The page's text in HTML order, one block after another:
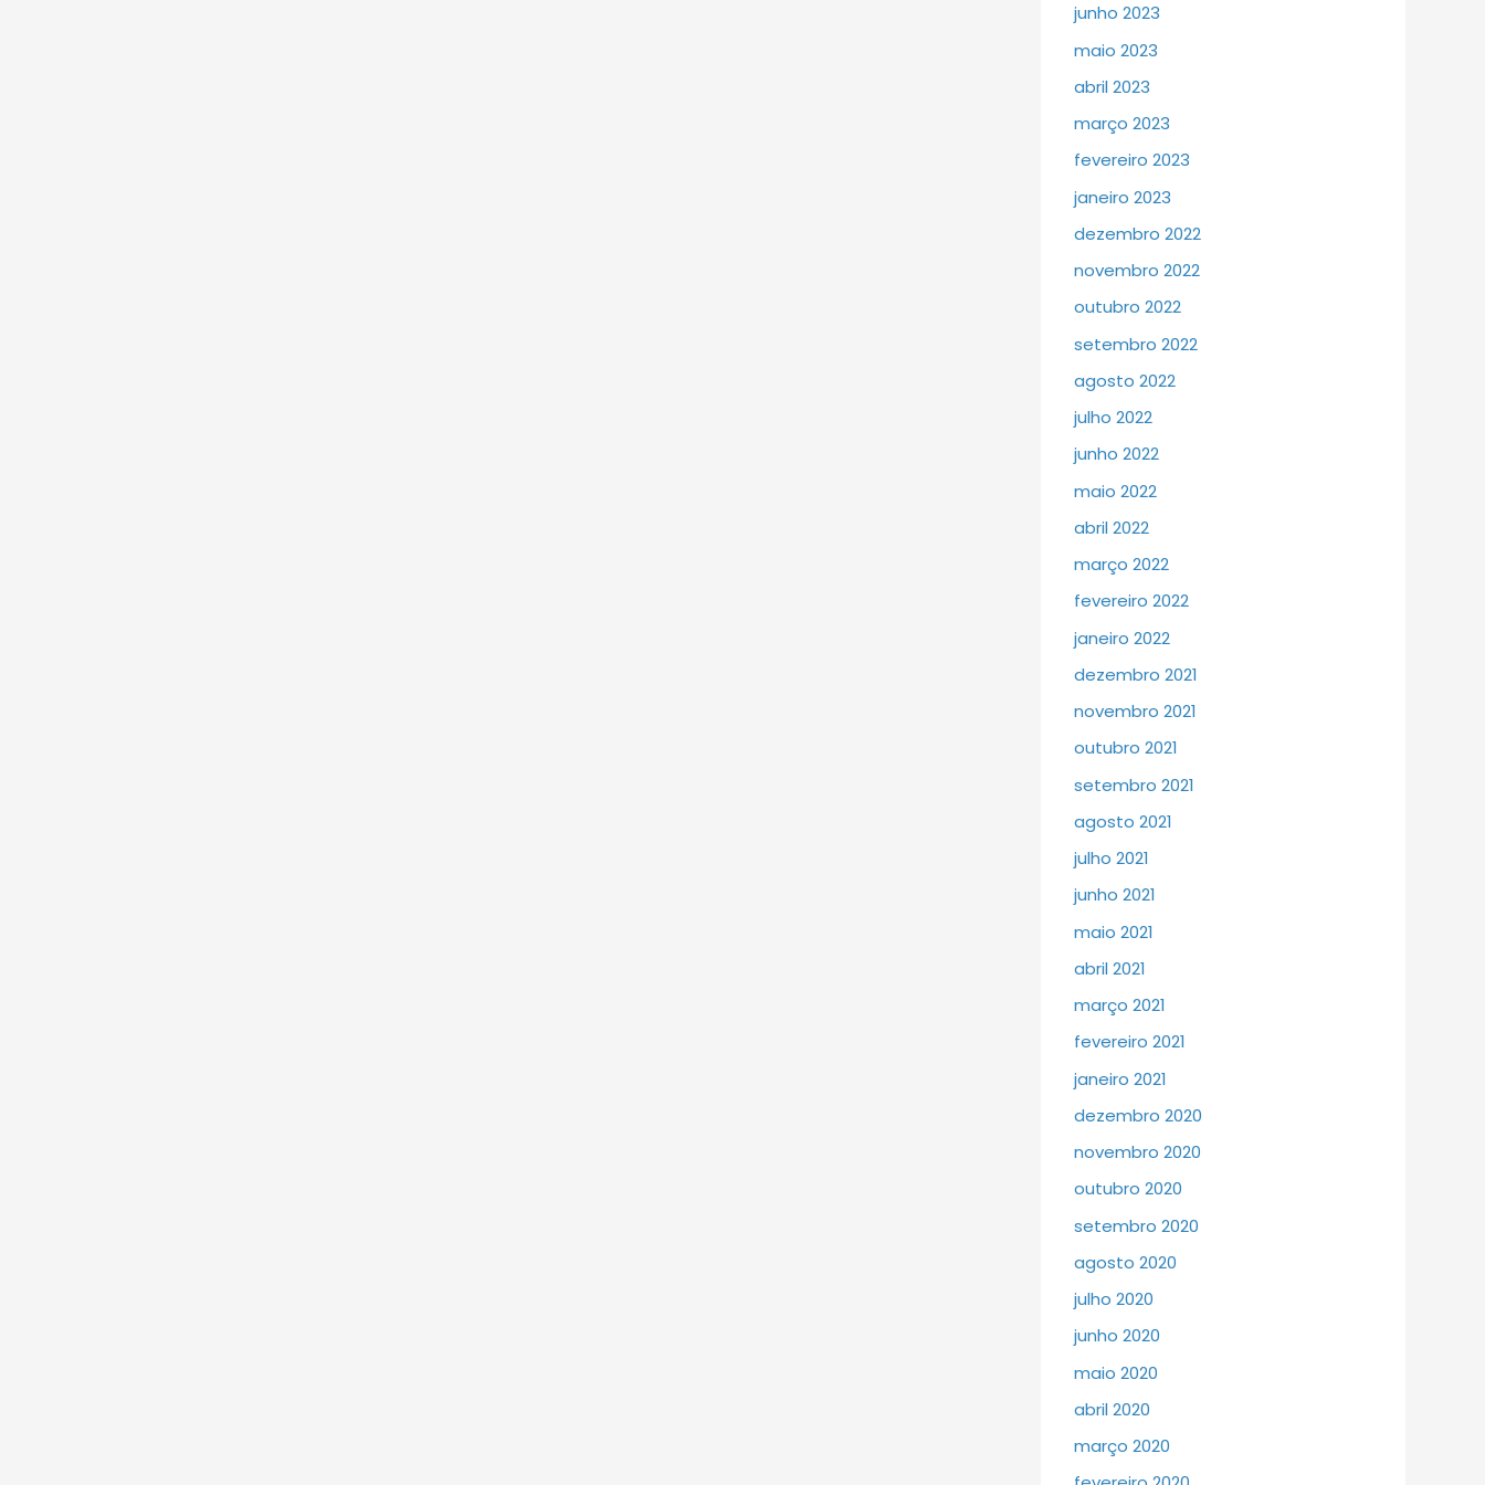
junho 2023
maio 2023
abril 2023
março 2023
fevereiro 2023
janeiro 2023
dezembro 2022
novembro 2022
outubro 2022
setembro 2022
agosto 2022
julho 2022
junho 2022
maio 2022
abril 2022
março 2022
fevereiro 2022
janeiro 2022
dezembro 2021
novembro 2021
outubro 2021
setembro 2021
agosto 2021
julho 2021
junho 2021
maio 2021
abril 2021
março 2021
fevereiro 2021
janeiro 2021
dezembro 2020
novembro 2020
outubro 2020
setembro 2020
agosto 2020
julho 2020
junho 2020
maio 2020
abril 2020
março 2020